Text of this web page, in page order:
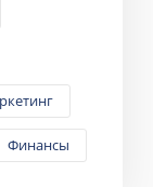
Финансы